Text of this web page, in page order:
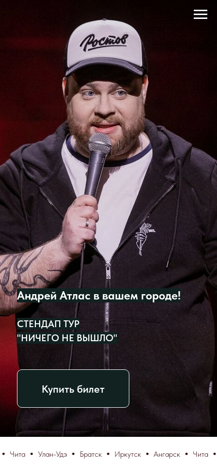
Андрей Атлас в вашем городе!
СТЕНДАП ТУР
"НИЧЕГО НЕ ВЫШЛО"
Купить билет
Улан-Удэ Братск Иркутск Ангарск Чита